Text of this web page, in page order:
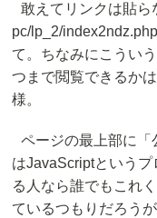
敢えてリンクは貼ら
pc/lp_2/
て。ちなみにこうい
つまで閲覧できるか
様。
ページの最上部に
はJavaScriptという
る人なら誰でもこれ
ているつもりだろう